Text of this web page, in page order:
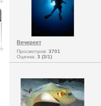
Вечереет
Просмотров: 3701
Оценка: 3 (3/1)